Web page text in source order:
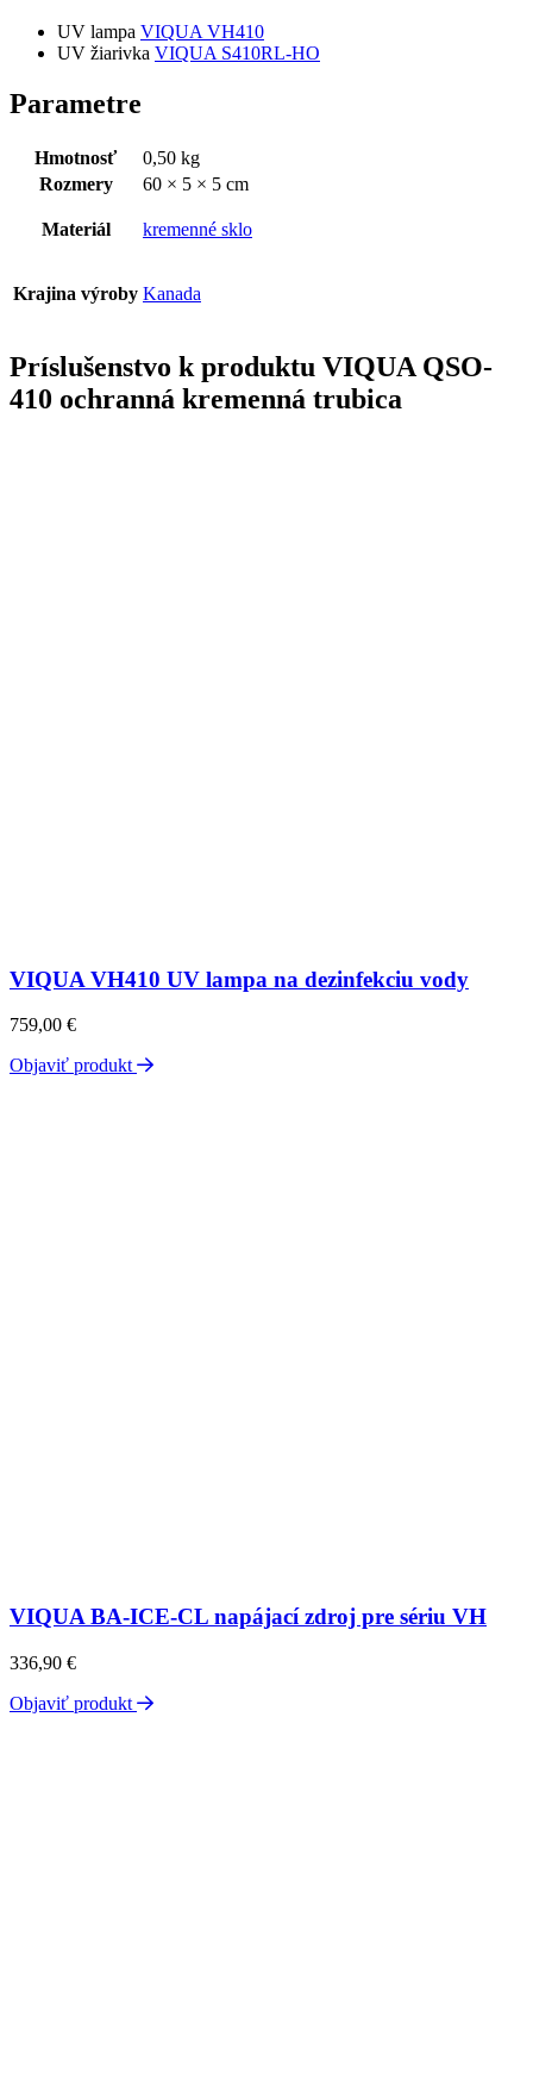
UV lampa VIQUA VH410
UV žiarivka VIQUA S410RL-HO
Parametre
Hmotnosť
0,50 kg
Rozmery
60 × 5 × 5 cm
Materiál kremenné sklo
Krajina výroby Kanada
Príslušenstvo k produktu VIQUA QSO-
410 ochranná kremenná trubica
VIQUA VH410 UV lampa na dezinfekciu vody
759,00 €
Objaviť produkt
VIQUA BA-ICE-CL napájací zdroj pre sériu VH
336,90 €
Objaviť produkt